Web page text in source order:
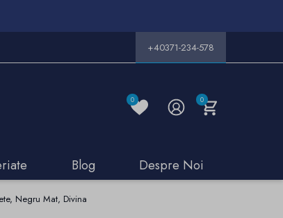
+40371-234-578
0 0
Blog Despre Noi
Negru Mat, Divina